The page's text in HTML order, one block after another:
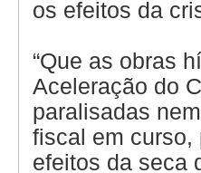
os efeitos da
“Que as obras
Aceleração do
paralisadas
fiscal em curso,
efeitos da seca